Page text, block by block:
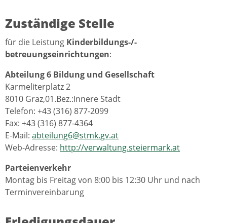
Zuständige Stelle
für die Leistung Kinderbildungs-/-
betreuungseinrichtungen:
Abteilung 6 Bildung und Gesellschaft
Karmeliterplatz 2
8010 Graz,01.Bez.:Innere Stadt
Telefon: +43 (316) 877-2099
Fax: +43 (316) 877-4364
E-Mail: abteilung6@stmk.gv.at
Web-Adresse: http://verwaltung.steiermark.at
Parteienverkehr
Montag bis Freitag von 8:00 bis 12:30 Uhr und nach
Terminvereinbarung